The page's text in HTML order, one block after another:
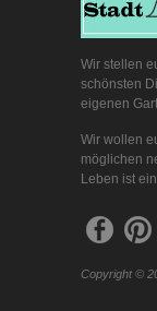
Wir stellen
schönsten
eigenen
Wir wollen
möglichen
Leben ist
Copyright ©